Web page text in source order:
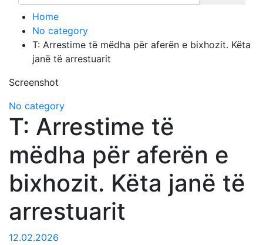
Home
No category
T: Arrestime të mëdha për aferën e bixhozit. Këta
janë të arrestuarit
Screenshot
No category
T: Arrestime të
mëdha për aferën e
bixhozit. Këta janë të
arrestuarit
12.02.2026